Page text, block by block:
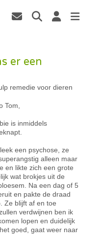
er een
remedie voor dieren
Tom,
is inmiddels
een psychose, ze
alleen maar
en likte zich een grote
wat brokjes uit de
Na een dag of 5
en pakte de draad
Ze blijft af en toe
verdwijnen ben ik
lopen en duidelijk
goed, gaat weer naar